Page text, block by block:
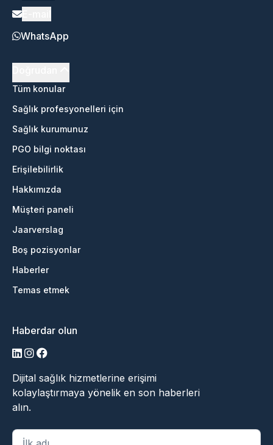
WhatsApp
Tüm konular
Sağlık profesyonelleri için
Sağlık kurumunuz
PGO bilgi noktası
Erişilebilirlik
Hakkımızda
Müşteri paneli
Jaarverslag
Boş pozisyonlar
Haberler
Temas etmek
Haberdar olun
LinkedIn
Instagram
Facebook
Dijital sağlık hizmetlerine erişimi
kolaylaştırmaya yönelik en son haberleri
alın.
"*" zorunlu alanları belirtir